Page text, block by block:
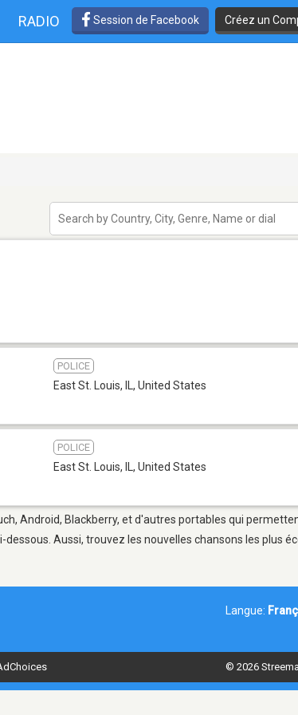
RADIO Session de Facebook Créez un
POLICE
East St. Louis, IL , United States
POLICE
East St. Louis, IL , United States
Android, Blackberry, et d'autres portables qui
Aussi, trouvez les nouvelles chansons les plus
Langue:
© 2026